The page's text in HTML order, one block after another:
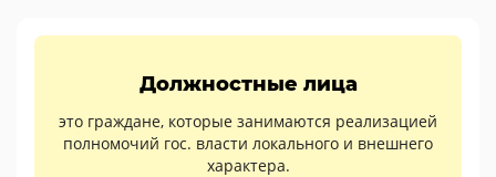
Должностные лица
это граждане, которые занимаются реализацией
полномочий гос. власти локального и внешнего
характера.